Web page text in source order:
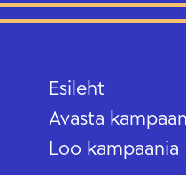
Esileht
Avasta
Loo kampaania